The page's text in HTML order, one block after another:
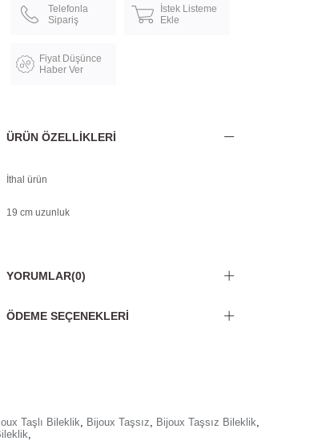
Telefonla
Sipariş
İstek Listeme
Ekle
Fiyat Düşünce
Haber Ver
ÜRÜN ÖZELLIKLERI
İthal ürün
19 cm uzunluk
YORUMLAR(0)
ÖDEME SEÇENEKLERI
Taşlı Bileklik, Bijoux Taşsız, Bijoux Taşsız Bileklik,
,